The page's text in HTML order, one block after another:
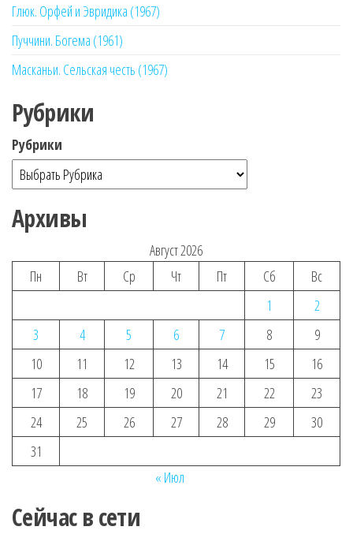
Глюк. Орфей и Эвридика (1967)
Пуччини. Богема (1961)
Масканьи. Сельская честь (1967)
Рубрики
Рубрики
Архивы
Август 2026
Пн
Вт Ср Чт Пт Сб
Вс
1
2
3
4 5 6 7 8
9
10
11 12 13 14 15
16
17
18 19 20 21 22
23
24
25 26 27 28 29
30
31
« Июл
Сейчас в сети